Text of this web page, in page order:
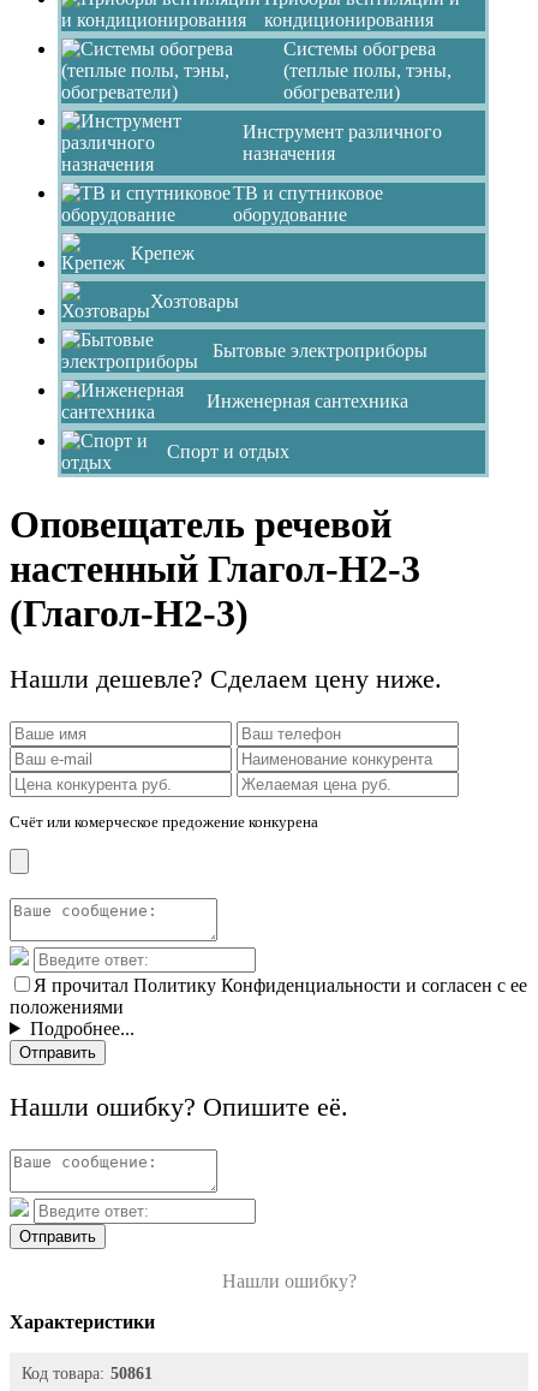
кондиционирования
Системы обогрева
(теплые полы, тэны,
обогреватели)
Инструмент различного
назначения
ТВ и спутниковое
оборудование
Крепеж
Хозтовары
Бытовые электроприборы
Инженерная сантехника
Спорт и отдых
Оповещатель речевой
настенный Глагол-Н2-3
(Глагол-Н2-3)
Нашли дешевле? Сделаем цену ниже.
Счёт или комерческое предожение конкурена
Я прочитал Политику Конфиденциальности и согласен с ее
положениями
Подробнее...
Отправить
Нашли ошибку? Опишите её.
Отправить
Нашли ошибку?
Характеристики
Код товара: 50861